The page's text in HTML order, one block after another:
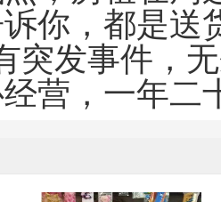
你，都是送
突发事件，
营，一年二